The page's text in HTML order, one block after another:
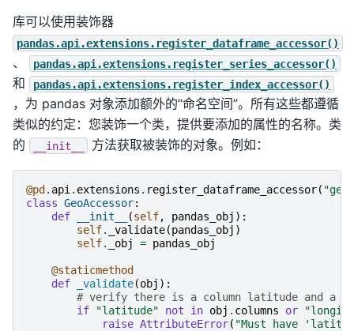
库可以使用装饰器
pandas.api.extensions.register_dataframe_accessor()
、 pandas.api.extensions.register_series_accessor()
和 pandas.api.extensions.register_index_accessor()
，为 pandas 对象添加额外的“命名空间”。所有这些都遵循
类似的约定：您装饰一个类，提供要添加的属性的名称。类
的
__init__ 方法获取被装饰的对象。例如：
@pd . api . extensions . register_dataframe_accessor( "geo"
class GeoAccessor:
def
__init__ (self, pandas_obj ):
self. _validate(pandas_obj )
self. _obj = pandas_obj
@staticmethod
def
_validate(obj ):
# verify there is a column latitude and a
if
"latitude" not in obj . columns or
raise AttributeError( "Must have